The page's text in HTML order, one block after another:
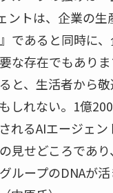
ントは、企業の
であると同時に
な存在でもあり
と、生活者から
しれない。1億
れるAIエージェ
見せどころであ
ループのDNAが